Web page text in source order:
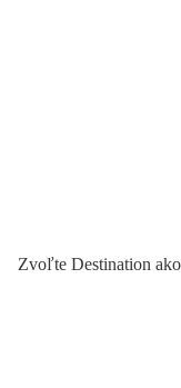
Zvoľte Destination